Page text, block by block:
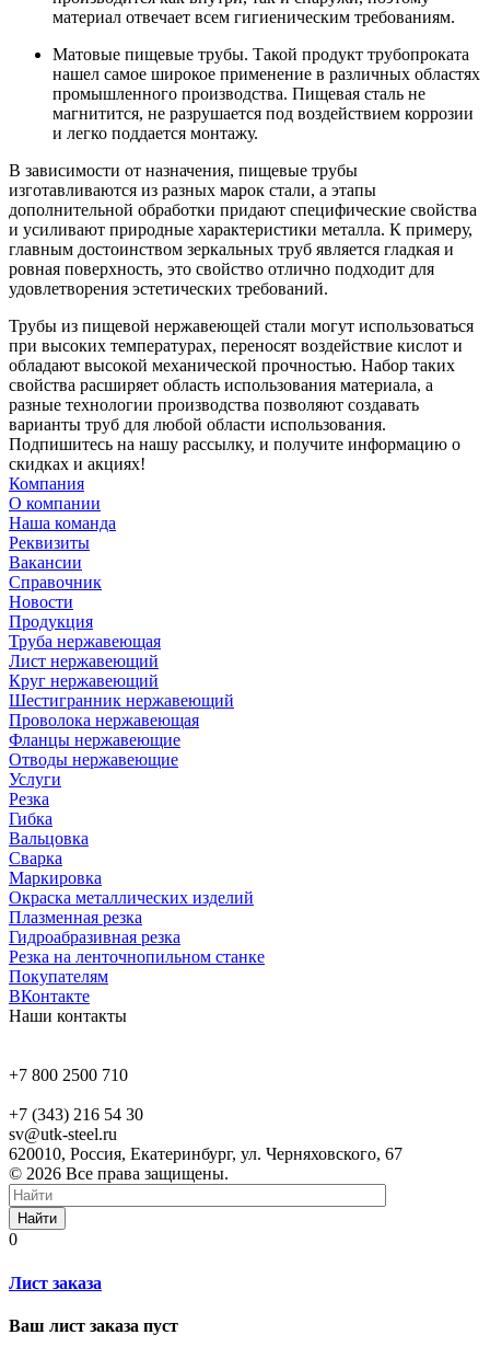
материал отвечает всем гигиеническим требованиям.
Матовые пищевые трубы. Такой продукт трубопроката
нашел самое широкое применение в различных областях
промышленного производства. Пищевая сталь не
магнитится, не разрушается под воздействием коррозии
и легко поддается монтажу.
В зависимости от назначения, пищевые трубы
изготавливаются из разных марок стали, а этапы
дополнительной обработки придают специфические свойства
и усиливают природные характеристики металла. К примеру,
главным достоинством зеркальных труб является гладкая и
ровная поверхность, это свойство отлично подходит для
удовлетворения эстетических требований.
Трубы из пищевой нержавеющей стали могут использоваться
при высоких температурах, переносят воздействие кислот и
обладают высокой механической прочностью. Набор таких
свойства расширяет область использования материала, а
разные технологии производства позволяют создавать
варианты труб для любой области использования.
Подпишитесь на нашу рассылку, и получите информацию о
скидках и акциях!
Компания
О компании
Наша команда
Реквизиты
Вакансии
Справочник
Новости
Продукция
Труба нержавеющая
Лист нержавеющий
Круг нержавеющий
Шестигранник нержавеющий
Проволока нержавеющая
Фланцы нержавеющие
Отводы нержавеющие
Услуги
Резка
Гибка
Вальцовка
Сварка
Маркировка
Окраска металлических изделий
Плазменная резка
Гидроабразивная резка
Резка на ленточнопильном станке
Покупателям
ВКонтакте
Наши контакты
+7 800 2500 710
+7 (343) 216 54 30
sv@utk-steel.ru
620010, Россия, Екатеринбург, ул. Черняховского, 67
© 2026 Все права защищены.
Найти
0
Лист заказа
Ваш лист заказа пуст